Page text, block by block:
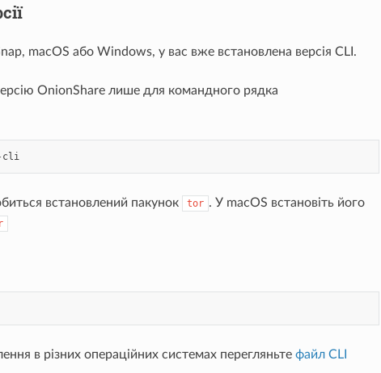
macOS або Windows, у вас вже встановлена версія CLI.
OnionShare лише для командного рядка
cli
встановлений пакунок tor . У macOS встановіть його
в різних операційних системах перегляньте файл CLI